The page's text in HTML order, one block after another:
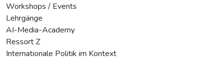
Workshops / Events
Lehrgänge
AI-Media-Academy
Ressort Z
Internationale Politik im Kontext